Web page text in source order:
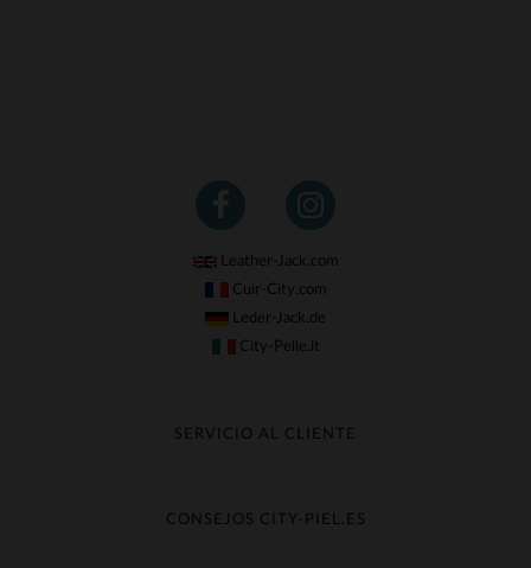
Leather-Jack.com
Cuir-City.com
Leder-Jack.de
City-Pelle.it
SERVICIO AL CLIENTE
Cambio & Reembolso
CONSEJOS CITY-PIEL.ES